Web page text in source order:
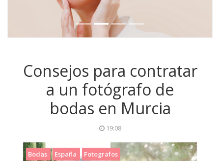
Consejos para contratar
a un fotógrafo de
bodas en Murcia
19:08
Bodas España Fotografos